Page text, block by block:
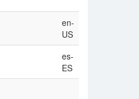
en-
US
es-
ES